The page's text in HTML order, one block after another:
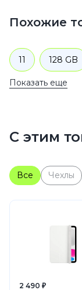
Похожие
11 128 GB
Wi-Fi + Cellular
Показать еще
С этим
Все Чехлы
2 490 ₽